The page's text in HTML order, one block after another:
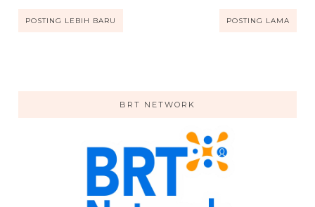
POSTING LEBIH BARU POSTING LAMA
BRT NETWORK